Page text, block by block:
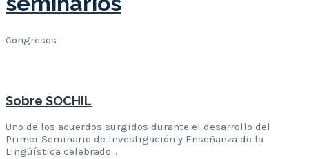
Congresos
Sobre SOCHIL
Uno de los acuerdos surgidos durante el desarrollo del
Primer Seminario de Investigación y Enseñanza de la
Lingüística celebrado…